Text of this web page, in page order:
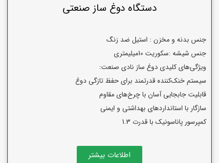
دستگاه دوغ ساز صنعتی
جنس بدنه و مخزن : استیل ضد زنگ
جنس شیشه :سکوریت 10میلیمتری
ویژگی‌های کلیدی دوغ ساز نادی صنعت:
سیستم خنک‌کننده قدرتمند برای حفظ تازگی دوغ
قابلیت جابجایی آسان با چرخ‌های مقاوم
سازگار با استانداردهای بهداشتی و ایمنی
کمپرسور پاناسونیک با قدرت 1.3
اطلاعات بیشتر